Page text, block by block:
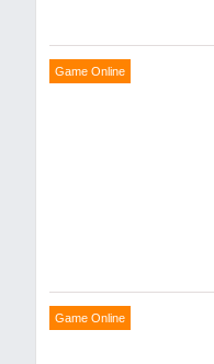
Game Online
Game Online